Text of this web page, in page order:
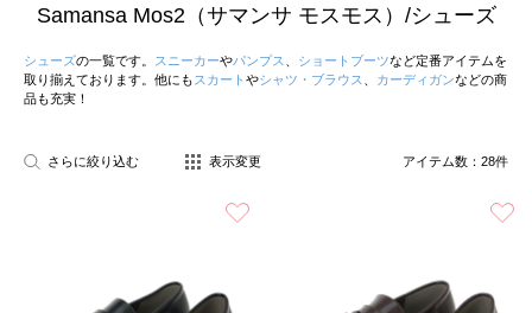
Samansa Mos2（サマンサ モスモス）/シューズ
シューズの一覧です。 スニーカーやパンプス ショートブーツなど定番アイテムを
取り揃えております。他にも スカート やシャツ・ブラウス カーディガンなどの商
品も充実！
さらに絞り込む 表示変更 アイテム数： 28件